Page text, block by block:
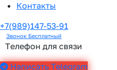
Контакты
+7(989)147-53-91
Звонок Бесплатный
Телефон для связи
Написать Telegram